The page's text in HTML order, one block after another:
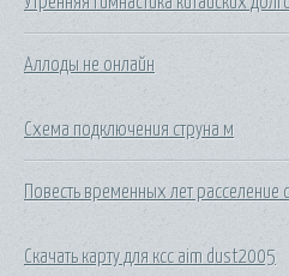
Аллоды не онлайн
Схема подключения струна м
Повесть временных лет расселение
Скачать карту для ксс aim dust2005